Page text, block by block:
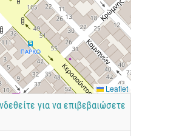
Leaflet
για να επιβεβαιώσετε